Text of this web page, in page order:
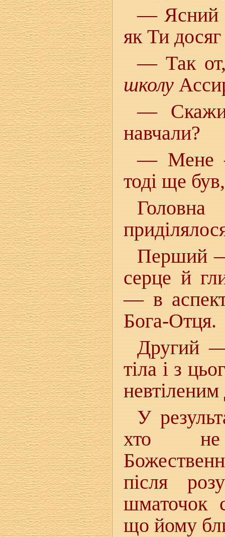
— Ясний
як Ти
— Так
школу
— Скажи,
навчали?
— Мене
тоді ще
Перший —
серце й
— в
Бога-Отця.
Другий
тіла і з
У
хто не
після
шматочок
що йому